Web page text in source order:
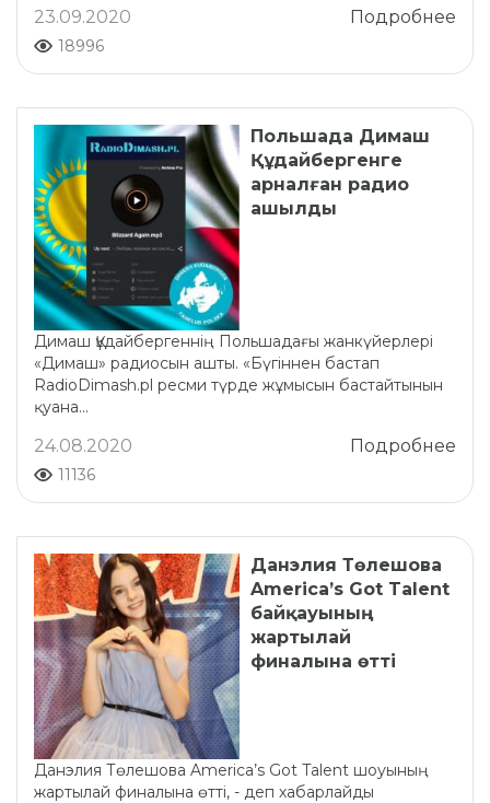
Подробнее
23.09.2020
18996
Польшада Димаш
Құдайбергенге
арналған радио
ашылды
Димаш Құдайбергеннің Польшадағы жанкүйерлері
«Димаш» радиосын ашты. «Бүгіннен бастап
RadioDimash.pl ресми түрде жұмысын бастайтынын
қуана...
Подробнее
24.08.2020
11136
Данэлия Төлешова
America’s Got Talent
байқауының
жартылай
финалына өтті
Данэлия Төлешова America’s Got Talent шоуының
жартылай финалына өтті, - деп хабарлайды